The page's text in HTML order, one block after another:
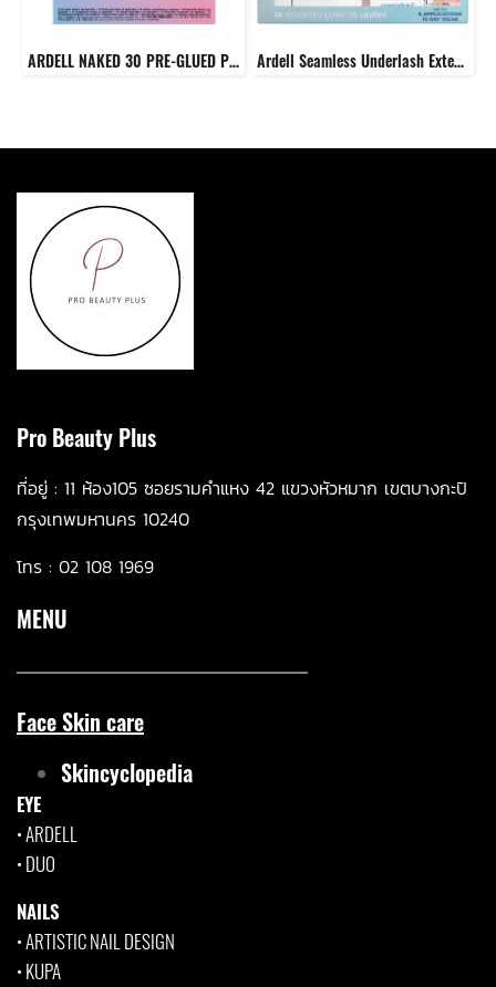
ARDELL NAKED 30 PRE-GLUED PRESS ON UNDERLASH EXTENSIONS - NATURAL Ardell Seamless Underlash Extensions Faux Mink Kit
Pro Beauty Plus
ที่อยู่ : 11 ห้อง105 ซอยรามคำแหง 42 แขวงหัวหมาก เขตบางกะปิ
กรุงเทพมหานคร 10240
โทร : 02 108 1969
MENU
Face Skin care
Skincyclopedia
EYE
•ARDELL
• DUO
NAILS
•ARTISTIC NAIL DESIGN
• KUPA